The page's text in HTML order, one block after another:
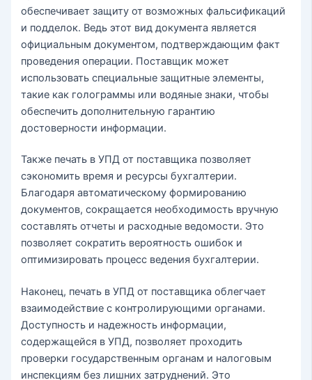
обеспечивает защиту от возможных фальсификаций
и подделок. Ведь этот вид документа является
официальным документом, подтверждающим факт
проведения операции. Поставщик может
использовать специальные защитные элементы,
такие как голограммы или водяные знаки, чтобы
обеспечить дополнительную гарантию
достоверности информации.
Также печать в УПД от поставщика позволяет
сэкономить время и ресурсы бухгалтерии.
Благодаря автоматическому формированию
документов, сокращается необходимость вручную
составлять отчеты и расходные ведомости. Это
позволяет сократить вероятность ошибок и
оптимизировать процесс ведения бухгалтерии.
Наконец, печать в УПД от поставщика облегчает
взаимодействие с контролирующими органами.
Доступность и надежность информации,
содержащейся в УПД, позволяет проходить
проверки государственным органам и налоговым
инспекциям без лишних затруднений. Это